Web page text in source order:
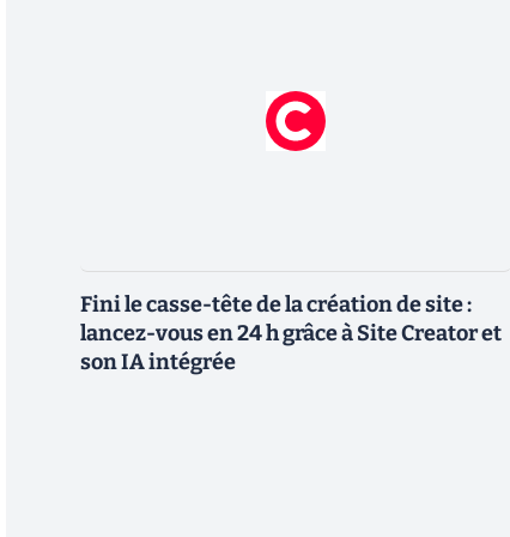
Fini le casse-tête de la création de site :
lancez-vous en 24 h grâce à Site Creator et
son IA intégrée